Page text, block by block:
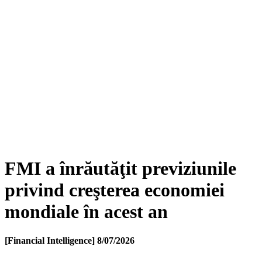
FMI a înrăutăţit previziunile
privind creşterea economiei
mondiale în acest an
[Financial Intelligence] 8/07/2026